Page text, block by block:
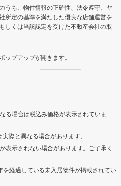
うち、物件情報の正確性、法令遵守、ヤ
所定の基準を満たした優良な店舗運営を
しくは当該認定を受けた不動産会社の取
ップアップが開きます。
る場合は税込み価格が表示されていま
際と異なる場合があります。
表示されない場合があります。ご了承く
を経過している未入居物件が掲載されてい